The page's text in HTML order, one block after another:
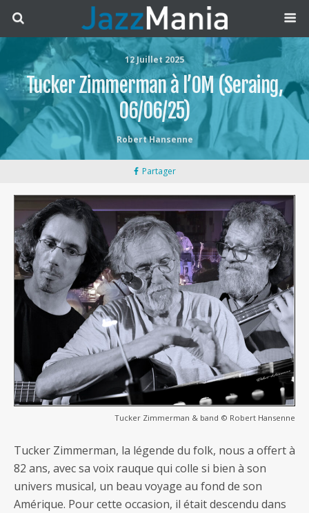
12 Juillet 2025
Tucker Zimmerman à l’OM (Seraing,
06/06/25)
Robert Hansenne
Partager
Tucker Zimmerman & band © Robert Hansenne
Tucker Zimmerman, la légende du folk, nous a offert à
82 ans, avec sa voix rauque qui colle si bien à son
univers musical, un beau voyage au fond de son
Amérique. Pour cette occasion, il était descendu dans